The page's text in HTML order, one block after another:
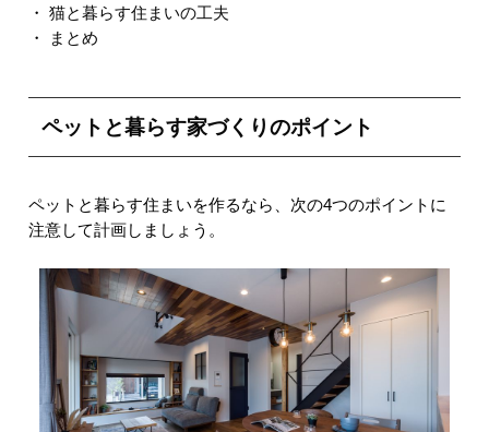
・猫と暮らす住まいの工夫
・
まとめ
ペットと暮らす家づくりのポイント
ペットと暮らす住まいを作るなら、次の4つのポイントに
注意して計画しましょう。